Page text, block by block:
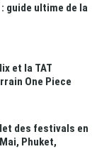
guide ultime de la
et la TAT
One Piece
des festivals en
Phuket,